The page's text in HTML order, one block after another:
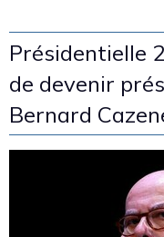
Présidentielle
de devenir
Bernard